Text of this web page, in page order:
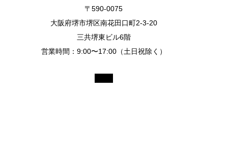
〒590-0075
大阪府堺市堺区南花田口町2-3-20
三共堺東ビル6階
営業時間：9:00〜17:00（土日祝除く）